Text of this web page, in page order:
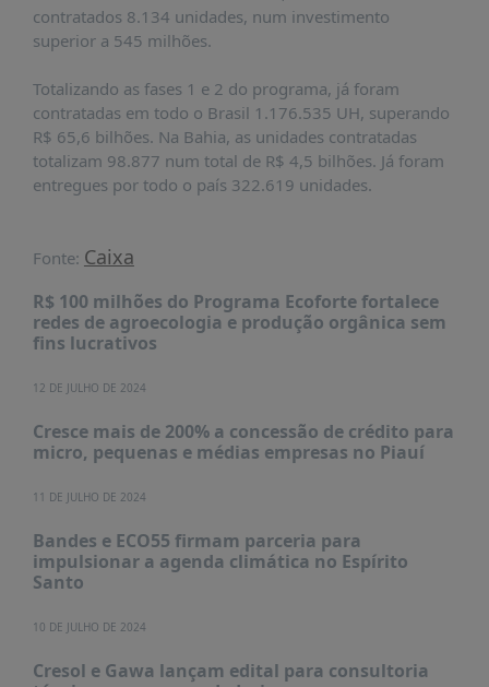
contratados 8.134 unidades, num investimento
superior a 545 milhões.
Totalizando as fases 1 e 2 do programa, já foram
contratadas em todo o Brasil 1.176.535 UH, superando
R$ 65,6 bilhões. Na Bahia, as unidades contratadas
totalizam 98.877 num total de R$ 4,5 bilhões. Já foram
entregues por todo o país 322.619 unidades.
Fonte: Caixa
R$ 100 milhões do Programa Ecoforte fortalece
redes de agroecologia e produção orgânica sem
fins lucrativos
12 DE JULHO DE 2024
Cresce mais de 200% a concessão de crédito para
micro, pequenas e médias empresas no Piauí
11 DE JULHO DE 2024
Bandes e ECO55 firmam parceria para
impulsionar a agenda climática no Espírito
Santo
10 DE JULHO DE 2024
Cresol e Gawa lançam edital para consultoria